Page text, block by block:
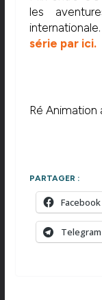
les
série par ici.
Ré Animation
PARTAGER :
Facebook
Telegram